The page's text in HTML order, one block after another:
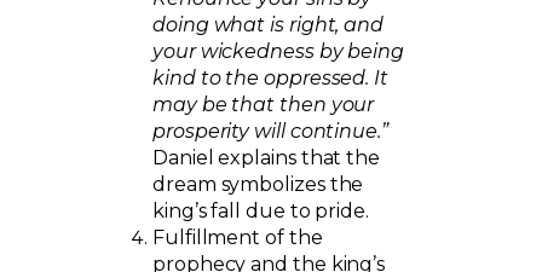
doing what is right, and
your wickedness by being
kind to the oppressed. It
may be that then your
prosperity will continue.”
Daniel explains that the
dream symbolizes the
king’s fall due to pride.
Fulfillment of the
prophecy and the king’s